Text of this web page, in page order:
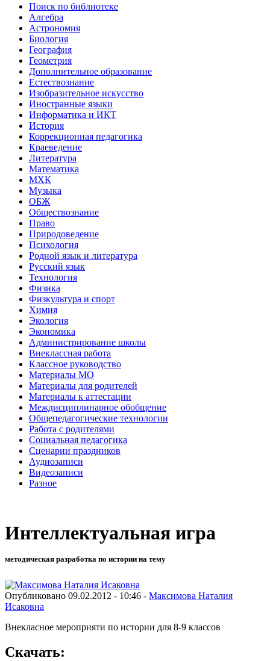
Поиск по библиотеке
Алгебра
Астрономия
Биология
География
Геометрия
Дополнительное образование
Естествознание
Изобразительное искусство
Иностранные языки
Информатика и ИКТ
История
Коррекционная педагогика
Краеведение
Литература
Математика
МХК
Музыка
ОБЖ
Обществознание
Право
Природоведение
Психология
Родной язык и литература
Русский язык
Технология
Физика
Физкультура и спорт
Химия
Экология
Экономика
Администрирование школы
Внеклассная работа
Классное руководство
Материалы МО
Материалы для родителей
Материалы к аттестации
Междисциплинарное обобщение
Общепедагогические технологии
Работа с родителями
Социальная педагогика
Сценарии праздников
Аудиозаписи
Видеозаписи
Разное
Интеллектуальная игра
методическая разработка по истории на тему
Опубликовано 09.02.2012 - 10:46 - Максимова Наталия
Исаковна
Внекласное мероприяти по истории для 8-9 классов
Скачать: